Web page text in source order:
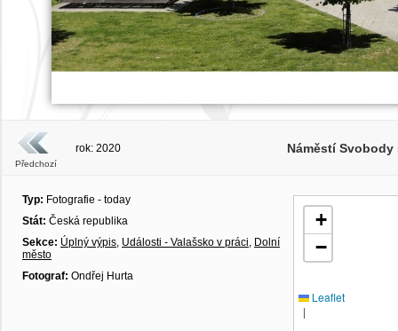
Předchozí
rok: 2020 Náměstí
Typ: Fotografie - today
Stát: Česká republika
Sekce: Úplný výpis, Události - Valašsko v práci, Dolní
město
Fotograf: Ondřej Hurta
+
−
Leaflet
|